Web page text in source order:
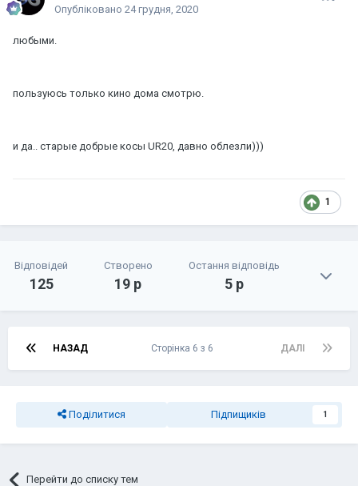
Опубліковано 24 грудня, 2020
любыми.
пользуюсь только кино дома смотрю.
и да.. старые добрые косы UR20, давно облезли)))
1
Відповідей
125
Створено
19 р
Остання відповідь
5 р
НАЗАД ДАЛІ
Сторінка 6 з 6
Поділитися Підпищиків 1
Перейти до списку тем